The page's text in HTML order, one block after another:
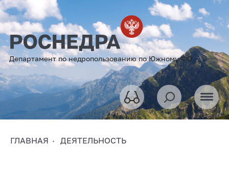
Департамент по недропользованию по Южному ФО
ГЛАВНАЯ ДЕЯТЕЛЬНОСТЬ